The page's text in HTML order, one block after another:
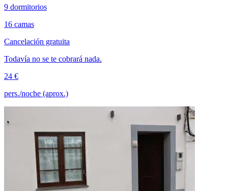
9 dormitorios
16 camas
Cancelación gratuita
Todavía no se te cobrará nada.
24 €
pers./noche (aprox.)